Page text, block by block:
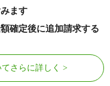
ます
確定後に追加請求する
さらに詳しく